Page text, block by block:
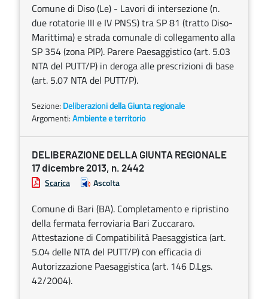
Comune di Diso (Le) - Lavori di intersezione (n.
due rotatorie III e IV PNSS) tra SP 81 (tratto Diso-
Marittima) e strada comunale di collegamento alla
SP 354 (zona PIP). Parere Paesaggistico (art. 5.03
NTA del PUTT/P) in deroga alle prescrizioni di base
(art. 5.07 NTA del PUTT/P).
Sezione: Deliberazioni della Giunta regionale
Argomenti:Ambiente e territorio
DELIBERAZIONE DELLA GIUNTA REGIONALE
17 dicembre 2013, n. 2442
Scarica Ascolta
Comune di Bari (BA). Completamento e ripristino
della fermata ferroviaria Bari Zuccararo.
Attestazione di Compatibilità Paesaggistica (art.
5.04 delle NTA del PUTT/P) con efficacia di
Autorizzazione Paesaggistica (art. 146 D.Lgs.
42/2004).